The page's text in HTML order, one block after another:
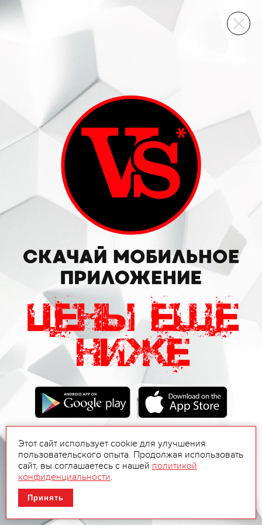
ВИННЫЙ СКЛАД
Этот сайт использует cookie для улучшения
пользовательского опыта. Продолжая использовать
сайт, вы соглашаетесь с нашей политикой
конфиденциальности.
Принять